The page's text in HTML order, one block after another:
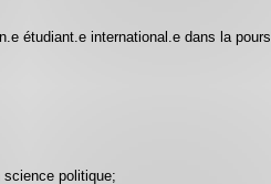
étudiant.e international.e dans la
science politique;